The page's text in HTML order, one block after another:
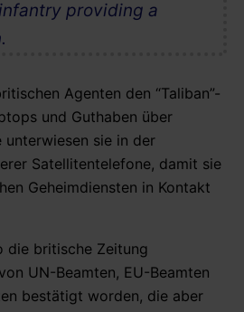
providing a
Agenten den “Taliban”-
und Guthaben über
unterwiesen sie in der
Satellitentelefone, damit sie
Geheimdiensten in Kontakt
die britische Zeitung
UN-Beamten, EU-Beamten
bestätigt worden, die aber